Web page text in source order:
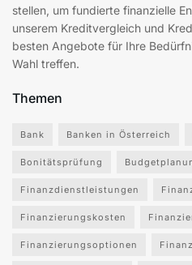
stellen, um fundierte finanzielle
unserem Kreditvergleich und
besten Angebote für Ihre
Wahl treffen.
Themen
Bank Banken in Österreich
Bonitätsprüfung
Finanzdienstleistungen
Finanzierungskosten
Finanzierungsoptionen